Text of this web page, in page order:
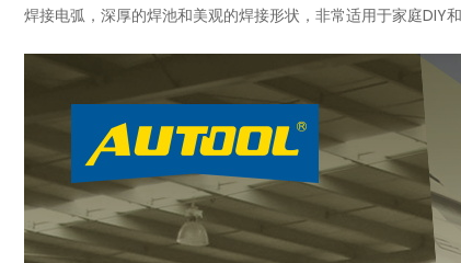
焊接电弧，深厚的焊池和美观的焊接形状，非常适用于家庭DIY和